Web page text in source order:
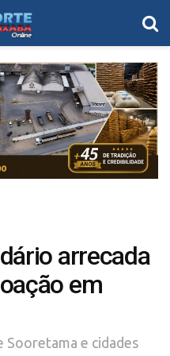
arrecada
em
e cidades